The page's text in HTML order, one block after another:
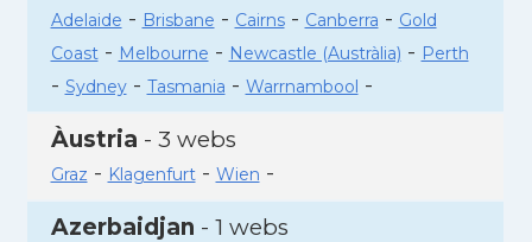
Adelaide - Brisbane - Cairns- Canberra - Gold
Coast- Melbourne - Newcastle (Austràlia) - Perth
- Sydney- Tasmania - Warrnambool -
Àustria - 3 webs
Graz - Klagenfurt- Wien -
Azerbaidjan - 1 webs